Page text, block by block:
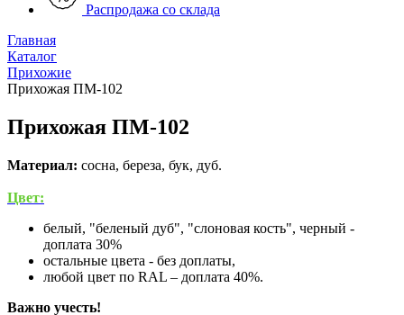
Распродажа со склада
Главная
Каталог
Прихожие
Прихожая ПМ-102
Прихожая ПМ-102
Материал: сосна, береза, бук, дуб.
Цвет:
белый, "беленый дуб", "слоновая кость", черный -
доплата 30%
остальные цвета - без доплаты,
любой цвет по RAL – доплата 40%.
Важно учесть!